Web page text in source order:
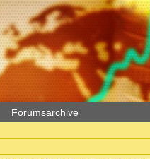
Forumsarchive